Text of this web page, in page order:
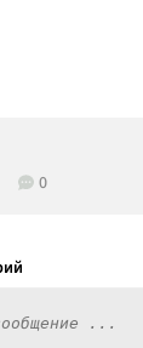
0